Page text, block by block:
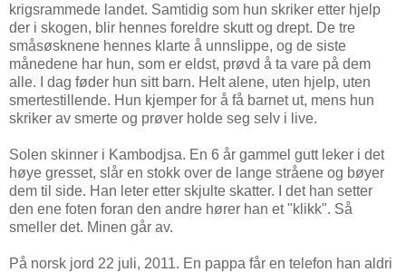
krigsrammede landet. Samtidig som hun skriker etter hjelp
der i skogen, blir hennes foreldre skutt og drept. De tre
småsøsknene hennes klarte å unnslippe, og de siste
månedene har hun, som er eldst, prøvd å ta vare på dem
alle. I dag føder hun sitt barn. Helt alene, uten hjelp, uten
smertestillende. Hun kjemper for å få barnet ut, mens hun
skriker av smerte og prøver holde seg selv i live.
Solen skinner i Kambodjsa. En 6 år gammel gutt leker i det
høye gresset, slår en stokk over de lange stråene og bøyer
dem til side. Han leter etter skjulte skatter. I det han setter
den ene foten foran den andre hører han et "klikk". Så
smeller det. Minen går av.
På norsk jord 22 juli, 2011. En pappa får en telefon han aldri